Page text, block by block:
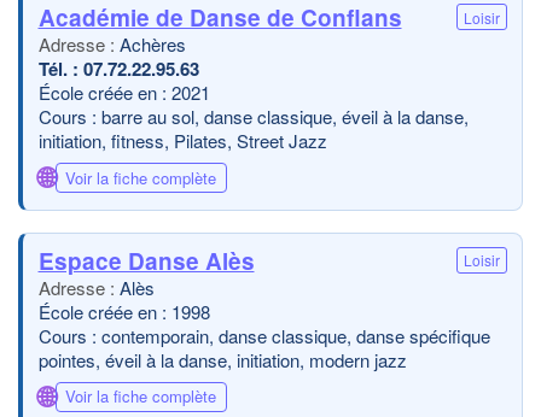
Académie de Danse de Conflans Loisir
Achères
07.72.22.95.63
École créée en : 2021
Cours : barre au sol, danse classique, éveil à la danse,
initiation, fitness, Pilates, Street Jazz
🌐 Voir la fiche complète
Espace Danse Alès Loisir
Alès
École créée en : 1998
Cours : contemporain, danse classique, danse spécifique
pointes, éveil à la danse, initiation, modern jazz
🌐 Voir la fiche complète